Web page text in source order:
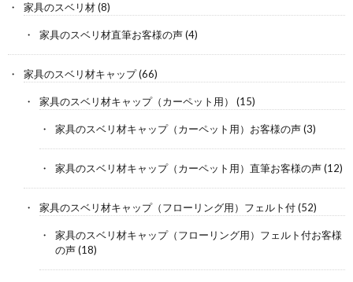
家具のスベリ材(8)
家具のスベリ材直筆お客様の声(4)
家具のスベリ材キャップ(66)
家具のスベリ材キャップ（カーペット用） (15)
家具のスベリ材キャップ（カーペット用）お客様の声(3)
家具のスベリ材キャップ（カーペット用）直筆お客様の声(12)
家具のスベリ材キャップ（フローリング用）フェルト付(52)
家具のスベリ材キャップ（フローリング用）フェルト付お客様
の声(18)